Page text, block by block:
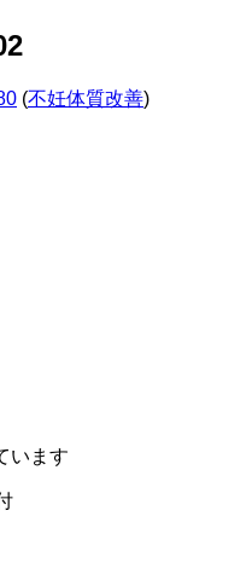
(不妊体質改善)
います